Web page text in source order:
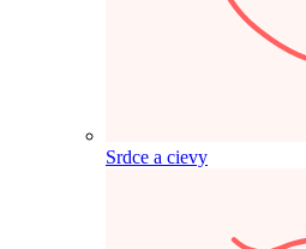
Srdce a cievy